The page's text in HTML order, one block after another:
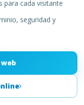
para cada visitante
seguridad y